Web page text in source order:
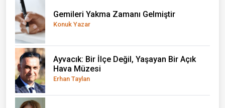
Gemileri Yakma Zamanı Gelmiştir
Konuk Yazar
Ayvacık: Bir İlçe Değil, Yaşayan Bir Açık
Hava Müzesi
Erhan Taylan